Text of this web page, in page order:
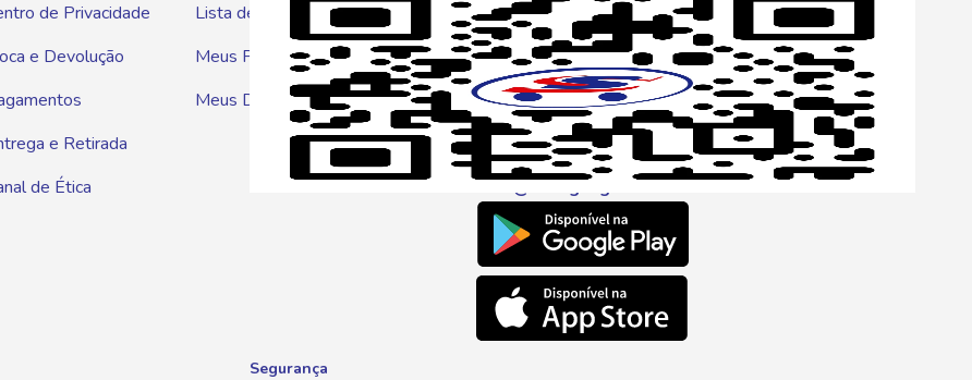
de Privacidade
e Devolução
e Retirada
de Ética
Lista de Compras
Meus Pedidos
Meus Descontos
WhatsApp
Telefone
0800 016 6680
E-mail
atendimento@savegnago.com.br
Segurança